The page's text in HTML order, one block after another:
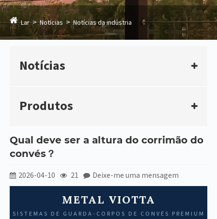
Lar Notícias Notícias da indústria
Notícias
Produtos
Qual deve ser a altura do corrimão do
convés？
2026-04-10 21 Deixe-me uma mensagem
METAL VIOTTA
SISTEMAS DE GUARDA-CORPOS DE CONVÉS PREMIUM